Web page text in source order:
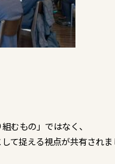
むもの」ではなく、
て捉える視点が共有されま